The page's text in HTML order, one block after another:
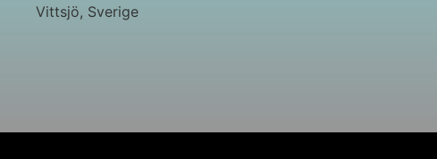
Vittsjö, Sverige